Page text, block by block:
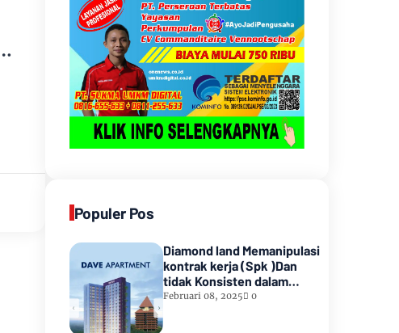
Populer Pos
Diamond land Memanipulasi
kontrak kerja (Spk )Dan
tidak Konsisten dalam
Pembayarannyamenunggak
Februari 08, 2025 0